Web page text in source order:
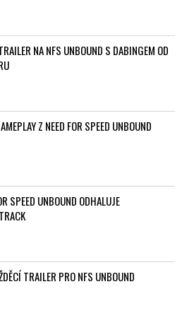
NA NFS UNBOUND S DABINGEM OD
Z NEED FOR SPEED UNBOUND
SPEED UNBOUND ODHALUJE
TRAILER PRO NFS UNBOUND